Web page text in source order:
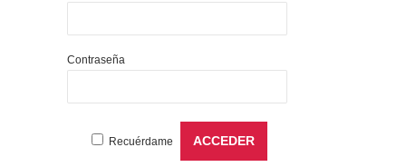
Contraseña
Recuérdame